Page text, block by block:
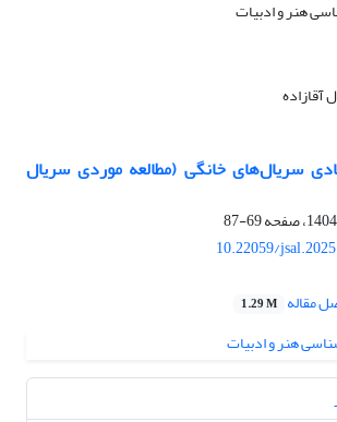
آقازاده
سریال‌های خانگی (مطالعه موردی سریال
69-87
10.22059/
مقاله 1.29 M